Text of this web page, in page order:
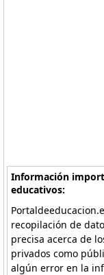
Información
educativos:
recopilación de
precisa acerca de
privados como
algún error en la